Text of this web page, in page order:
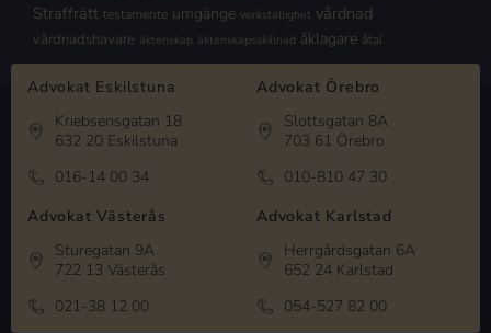
Straffrätt testamente umgänge verkställighet vårdnad
vårdnadshavare äktenskap äktenskapsskillnad åklagare åtal
Advokat Eskilstuna
Kriebsensgatan 18
632 20 Eskilstuna
016-14 00 34
Advokat Örebro
Slottsgatan 8A
703 61 Örebro
010-810 47 30
Advokat Västerås
Sturegatan 9A
722 13 Västerås
021-38 12 00
Advokat Karlstad
Herrgårdsgatan 6A
652 24 Karlstad
054-527 82 00